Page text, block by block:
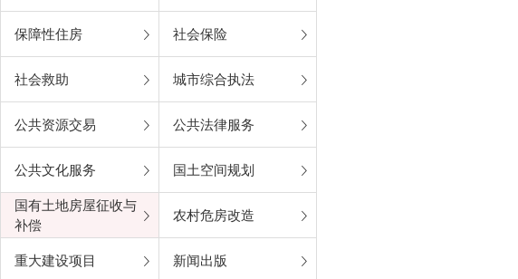
保障性住房 社会保险
社会救助 城市综合执法
公共资源交易 公共法律服务
公共文化服务 国土空间规划
国有土地房屋征收与
补偿
农村危房改造
重大建设项目 新闻出版